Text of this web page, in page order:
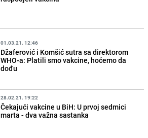
01.03.21. 12:46
Džaferović i Komšić sutra sa direktorom
WHO-a: Platili smo vakcine, hoćemo da
dođu
28.02.21. 19:22
Čekajući vakcine u BiH: U prvoj sedmici
marta - dva važna sastanka